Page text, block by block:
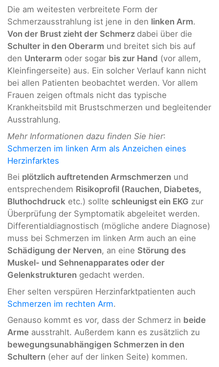
Die am weitesten verbreitete Form der
Schmerzausstrahlung ist jene in den linken Arm.
Von der Brust zieht der Schmerz dabei über die
Schulter in den Oberarm und breitet sich bis auf
den Unterarm oder sogar bis zur Hand (vor allem,
Kleinfingerseite) aus. Ein solcher Verlauf kann nicht
bei allen Patienten beobachtet werden. Vor allem
Frauen zeigen oftmals nicht das typische
Krankheitsbild mit Brustschmerzen und begleitender
Ausstrahlung.
Mehr Informationen dazu finden Sie hier:
Schmerzen im linken Arm als Anzeichen eines
Herzinfarktes
Bei plötzlich auftretenden Armschmerzen und
entsprechendem Risikoprofil (Rauchen, Diabetes,
Bluthochdruck etc.) sollte schleunigst ein EKG zur
Überprüfung der Symptomatik abgeleitet werden.
Differentialdiagnostisch (mögliche andere Diagnose)
muss bei Schmerzen im linken Arm auch an eine
Schädigung der Nerven, an eine Störung des
Muskel- und Sehnenapparates oder der
Gelenkstrukturen gedacht werden.
Eher selten verspüren Herzinfarktpatienten auch
Schmerzen im rechten Arm.
Genauso kommt es vor, dass der Schmerz in beide
Arme ausstrahlt. Außerdem kann es zusätzlich zu
bewegungsunabhängigen Schmerzen in den
Schultern (eher auf der linken Seite) kommen.